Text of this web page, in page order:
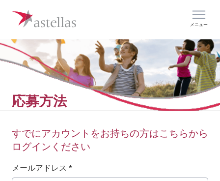
メニュー
応募方法
すでにアカウントをお持ちの方はこちらから
ログインください
ログイン：ユーザー名とパスワード
メールアドレス *